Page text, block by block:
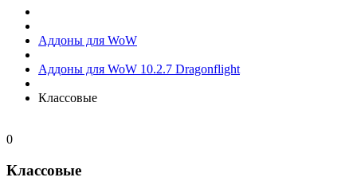
Аддоны для WoW
Аддоны для WoW 10.2.7 Dragonflight
Классовые
0
Классовые